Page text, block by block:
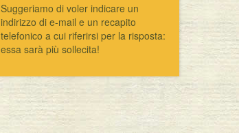
Suggeriamo di voler indicare un
indirizzo di e-mail e un recapito
telefonico a cui riferirsi per la risposta:
essa sarà più sollecita!